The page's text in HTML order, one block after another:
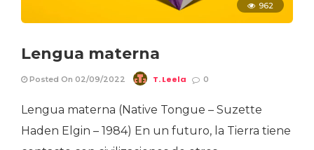
962
Lengua materna
Posted On 02/09/2022 T. Leela 0
Lengua materna (Native Tongue – Suzette
Haden Elgin – 1984) En un futuro, la Tierra tiene